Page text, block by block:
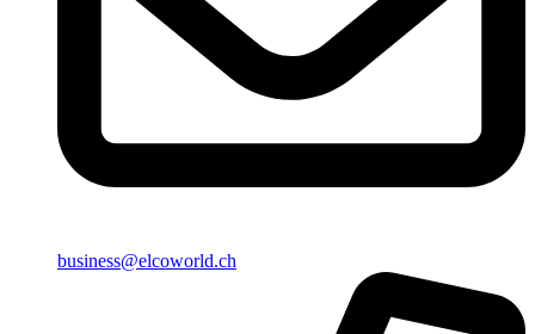
business@elcoworld.ch